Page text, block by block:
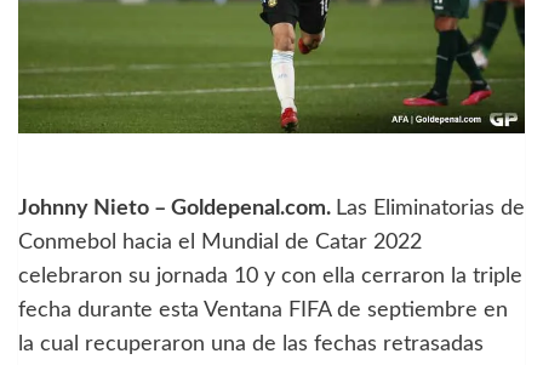
Johnny Nieto – Goldepenal.com. Las Eliminatorias de
Conmebol hacia el Mundial de Catar 2022
celebraron su jornada 10 y con ella cerraron la triple
fecha durante esta Ventana FIFA de septiembre en
la cual recuperaron una de las fechas retrasadas